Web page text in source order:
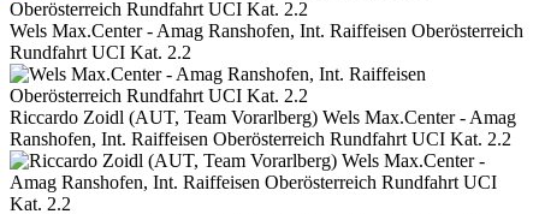
Wels Max.Center - Amag Ranshofen, Int. Raiffeisen Oberösterreich
Rundfahrt UCI Kat. 2.2
Riccardo Zoidl (AUT, Team Vorarlberg) Wels Max.Center - Amag
Ranshofen, Int. Raiffeisen Oberösterreich Rundfahrt UCI Kat. 2.2